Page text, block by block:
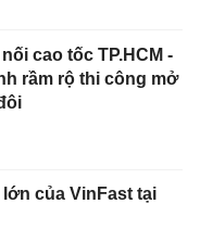
cao tốc TP.HCM -
rầm rộ thi công mở
của VinFast tại